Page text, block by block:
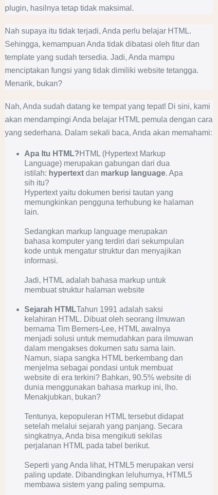
plugin, hasilnya tetap tidak maksimal.
Nah supaya itu tidak terjadi, Anda perlu belajar HTML.
Sehingga, kemampuan Anda tidak dibatasi oleh fitur dan
template yang sudah tersedia. Jadi, Anda mampu
menciptakan fungsi yang tidak dimiliki website tetangga.
Menarik, bukan?
Nah, Anda sudah datang ke tempat yang tepat! Di sini, kami
akan mendampingi Anda belajar HTML pemula dengan cara
yang sederhana. Dalam sekali baca, Anda akan memahami:
Apa Itu HTML?HTML (Hypertext Markup
Language) merupakan gabungan dari dua
istilah: hypertext dan markup language. Apa
sih itu?
Hypertext yaitu dokumen berisi tautan yang
memungkinkan pengguna terhubung ke halaman
lain.
Sedangkan markup language merupakan
bahasa komputer yang terdiri dari sekumpulan
kode untuk mengatur struktur dan menyajikan
informasi.
Jadi, HTML adalah bahasa markup untuk
membuat struktur halaman website
Sejarah HTMLTahun 1991 adalah saksi
kelahiran HTML. Dibuat oleh seorang ilmuwan
bernama Tim Berners-Lee, HTML awalnya
menjadi solusi untuk memudahkan para ilmuwan
dalam mengakses dokumen satu sama lain.
Namun, siapa sangka HTML berkembang dan
menjelma sebagai pondasi untuk membuat
website di era terkini? Bahkan, 90.5% website di
dunia menggunakan bahasa markup ini, lho.
Menakjubkan, bukan?
Tentunya, kepopuleran HTML tersebut didapat
setelah melalui sejarah yang panjang. Secara
singkatnya, Anda bisa mengikuti sekilas
perjalanan HTML pada tabel berikut.
Seperti yang Anda lihat, HTML5 merupakan versi
paling update. Dibandingkan leluhurnya, HTML5
membawa sistem yang paling sempurna.